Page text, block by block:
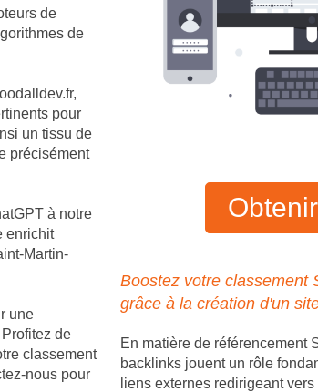
de
de
pour
un tissu de
précisément
à notre
enrichit
Martin-
une
de
classement
nous pour
Boostez votre classement
grâce à la création d'un
En matière de référencement
backlinks jouent un rôle
liens externes redirigeant